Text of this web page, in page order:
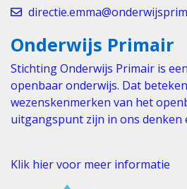
Onderwijs Primair
Stichting Onderwijs Primair is
openbaar onderwijs. Dat
wezenskenmerken van het
uitgangspunt zijn in ons denken
Klik hier voor meer informatie